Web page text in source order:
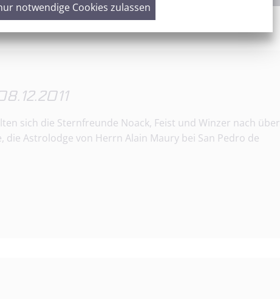
sich die Sternfreunde Noack, Feist und Winzer nach über
Astrolodge von Herrn Alain Maury bei San Pedro de
notwendige Cookies zulassen